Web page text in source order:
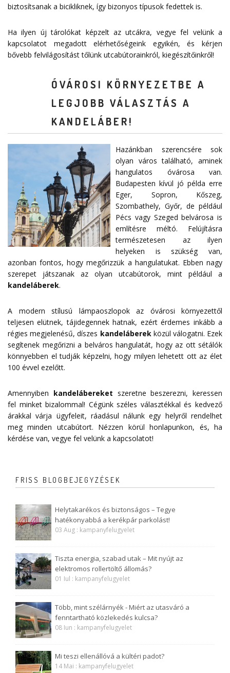
biztosítsanak a bicikliknek, így bizonyos típusok fedettek is.
Ha ilyen új tárolókat képzelt az utcákra, vegye fel velünk a
kapcsolatot megadottelérhetőségeink egyikén, és kérjen
bővebb felvilágosítást tőlünk utcabútorainkról, kiegészítőinkről!
ÓVÁROSI KÖRNYEZETBE A
LEGJOBB VÁLASZTÁS A
KANDELÁBER!
Hazánkban szerencsére sok
olyan város található, aminek
hangulatos óvárosa van.
Budapesten kívül jó példa erre
Eger, Sopron, Kőszeg,
Szombathely, Győr, de például
Pécs vagy Szeged belvárosa is
említésre méltó. Felújításra
természetesen az ilyen
helyeken is szükség van,
azonban fontos, hogy megőrizzük a hangulatukat. Ebben nagy
szerepet játszanak az olyan utcabútorok, mint például a
kandeláberek.
A modern stílusú lámpaoszlopok az óvárosi környezettől
teljesen elütnek, tájidegennek hatnak, ezért érdemes inkább a
régies megjelenésű, díszes kandeláberekközül válogatni. Ezek
segítenek megőrizni a belváros hangulatát, hogy az ott sétálók
könnyebben el tudják képzelni, hogy milyen lehetett ott az élet
100 évvel ezelőtt.
Amennyiben kandelábereket szeretne beszerezni, keressen
fel minket bizalommal! Cégünk széles választékkal és kedvező
árakkal várja ügyfeleit, ráadásul nálunk egy helyről rendelhet
meg minden utcabútort. Nézzen körül honlapunkon, és, ha
kérdése van, vegye fel velünk a kapcsolatot!
FRISS BLOGBEJEGYZÉSEK
Helytakarékos és biztonságos – Tegye
hatékonyabbá a kerékpár parkolást!
03 Aug : kampanyfelugyelet
Tiszta energia, szabad utak – Mit nyújt az
elektromos rollertöltő állomás?
01 Iul : kampanyfelugyelet
Több, mint szélárnyék - Miért az utasváró a
fenntartható közlekedés kulcsa?
08 Iun : kampanyfelugyelet
Mi teszi ellenállóvá a kültéri padot?
14 Mai : kampanyfelugyelet